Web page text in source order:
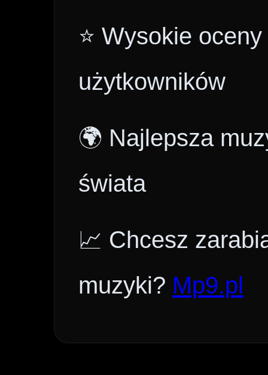
⭐ Wysokie
użytkowników
🌍 Najlepsza
świata
📈 Chcesz
muzyki? Mp9.pl